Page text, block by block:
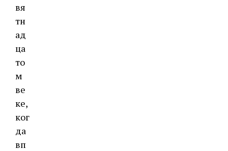
вя
тн
ад
ца
то
м
ве
ке,
ког
да
вп